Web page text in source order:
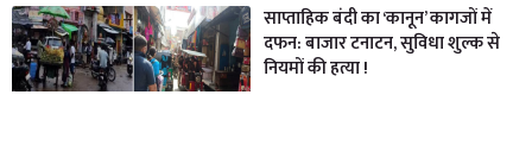
साप्ताहिक बंदी का ‘कानून’ कागजों में
दफन: बाजार टनाटन, सुविधा शुल्क से
नियमों की हत्या !